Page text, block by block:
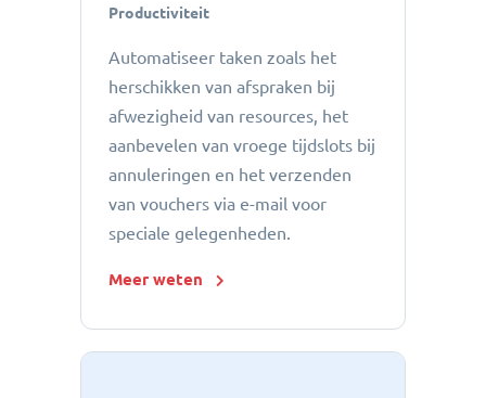
Productiviteit
Automatiseer taken zoals het
herschikken van afspraken bij
afwezigheid van resources, het
aanbevelen van vroege tijdslots bij
annuleringen en het verzenden
van vouchers via e-mail voor
speciale gelegenheden.
Meer weten